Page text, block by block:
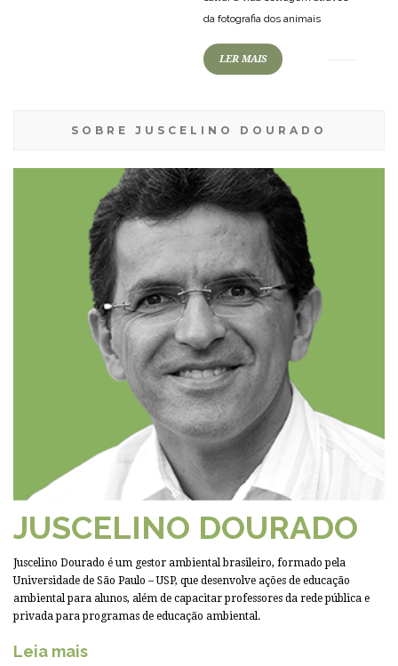
da fotografia dos animais
LER MAIS
SOBRE JUSCELINO DOURADO
JUSCELINO DOURADO
Juscelino Dourado é um gestor ambiental brasileiro, formado pela
Universidade de São Paulo – USP, que desenvolve ações de educação
ambiental para alunos, além de capacitar professores da rede pública e
privada para programas de educação ambiental.
Leia mais